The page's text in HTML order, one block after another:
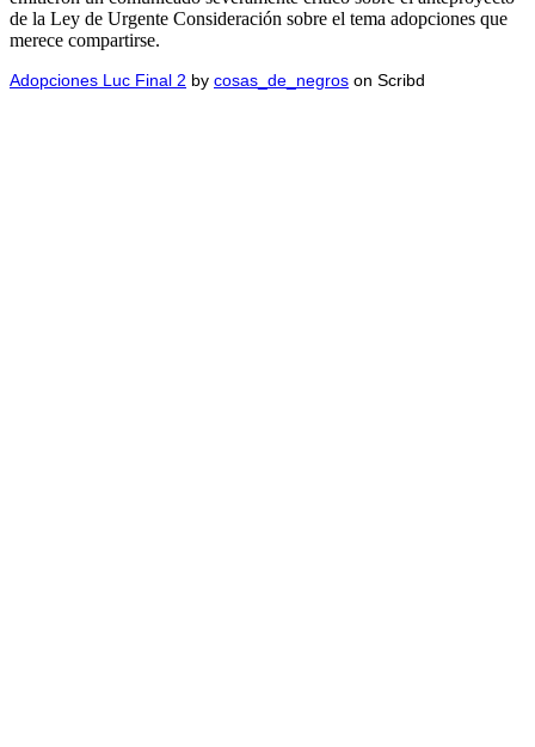
de la Ley de Urgente Consideración sobre el tema adopciones que
merece compartirse.
Adopciones Luc Final 2 by cosas_de_negros on Scribd